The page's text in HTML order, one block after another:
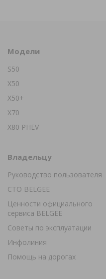
Модели
S50
X50
X50+
X70
X80 PHEV
Владельцу
Руководство пользователя
СТО BELGEE
Ценности официального
сервиса BELGEE
Советы по эксплуатации
Инфолиния
Помощь на дорогах